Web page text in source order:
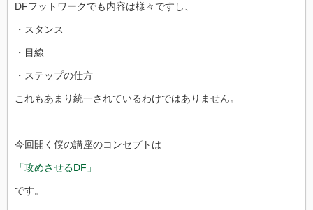
DFフットワークでも内容は様々ですし、
・スタンス
・目線
・ステップの仕方
これもあまり統一されているわけではありません。
今回開く僕の講座のコンセプトは
「攻めさせるDF」
です。